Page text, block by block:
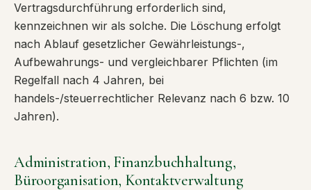
Vertragsdurchführung erforderlich sind,
kennzeichnen wir als solche. Die Löschung erfolgt
nach Ablauf gesetzlicher Gewährleistungs-,
Aufbewahrungs- und vergleichbarer Pflichten (im
Regelfall nach 4 Jahren, bei
handels-/steuerrechtlicher Relevanz nach 6 bzw. 10
Jahren).
Administration, Finanzbuchhaltung,
Büroorganisation, Kontaktverwaltung